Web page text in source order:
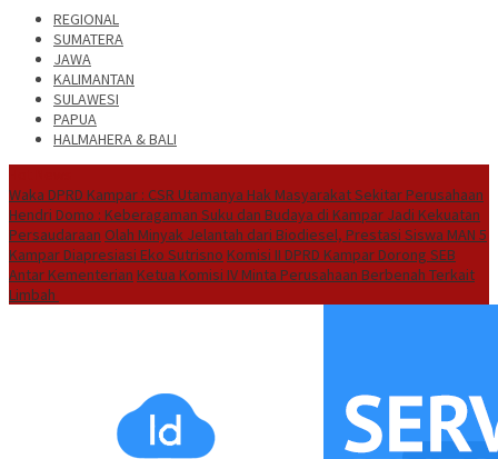
REGIONAL
SUMATERA
JAWA
KALIMANTAN
SULAWESI
PAPUA
HALMAHERA & BALI
Waka DPRD Kampar : CSR Utamanya Hak Masyarakat Sekitar Perusahaan
Hendri Domo : Keberagaman Suku dan Budaya di Kampar Jadi Kekuatan
Persaudaraan Olah Minyak Jelantah dari Biodiesel, Prestasi Siswa MAN 5
Kampar Diapresiasi Eko Sutrisno Komisi II DPRD Kampar Dorong SEB
Antar Kementerian Ketua Komisi IV Minta Perusahaan Berbenah Terkait
Limbah